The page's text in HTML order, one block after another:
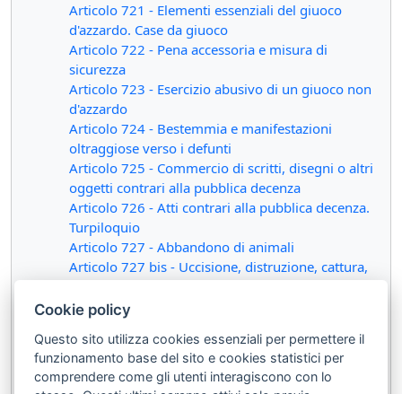
Articolo 721 - Elementi essenziali del giuoco
d'azzardo. Case da giuoco
Articolo 722 - Pena accessoria e misura di
sicurezza
Articolo 723 - Esercizio abusivo di un giuoco non
d'azzardo
Articolo 724 - Bestemmia e manifestazioni
oltraggiose verso i defunti
Articolo 725 - Commercio di scritti, disegni o altri
oggetti contrari alla pubblica decenza
Articolo 726 - Atti contrari alla pubblica decenza.
Turpiloquio
Articolo 727 - Abbandono di animali
Articolo 727 bis - Uccisione, distruzione, cattura,
animali o vegetali selvatiche protette
polizia sanitaria (artt. 728 - 730 )
Articolo 728 - Trattamento idoneo a sopprimere
la coscienza o la volontà altrui
Cookie policy
Questo sito utilizza cookies essenziali per permettere il
funzionamento base del sito e cookies statistici per
comprendere come gli utenti interagiscono con lo